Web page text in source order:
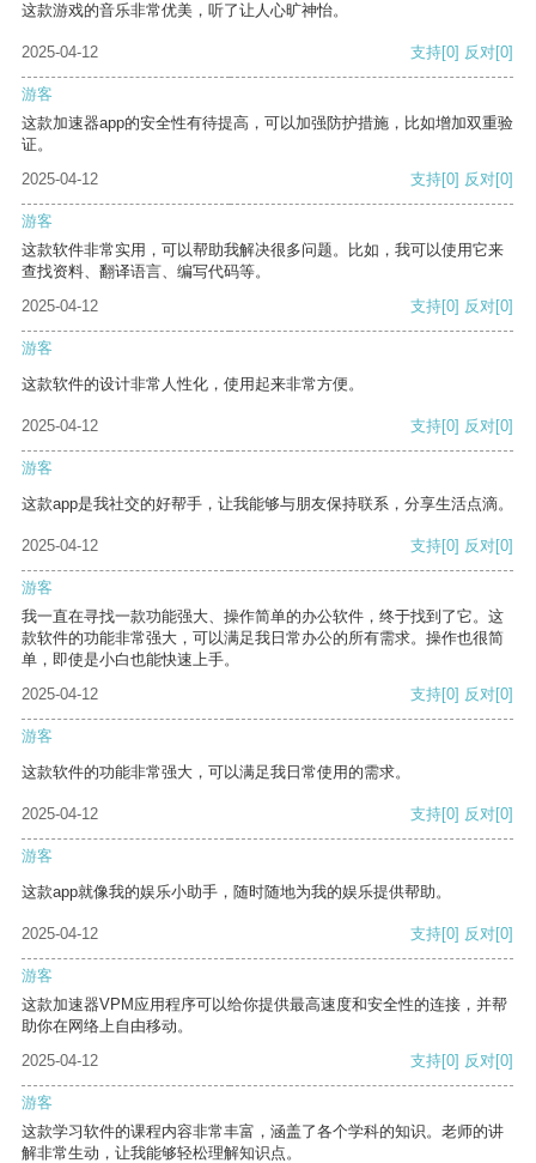
这款游戏的音乐非常优美，听了让人心旷神怡。
2025-04-12 支持[0] 反对[0]
游客
这款加速器app的安全性有待提高，可以加强防护措施，比如增加双重验
证。
2025-04-12
支持[0] 反对[0]
游客
这款软件非常实用，可以帮助我解决很多问题。比如，我可以使用它来
查找资料、翻译语言、编写代码等。
2025-04-12
支持[0] 反对[0]
游客
这款软件的设计非常人性化，使用起来非常方便。
2025-04-12 支持[0] 反对[0]
游客
这款app是我社交的好帮手，让我能够与朋友保持联系，分享生活点滴。
2025-04-12 支持[0] 反对[0]
游客
我一直在寻找一款功能强大、操作简单的办公软件，终于找到了它。这
款软件的功能非常强大，可以满足我日常办公的所有需求。操作也很简
单，即使是小白也能快速上手。
2025-04-12
支持[0] 反对[0]
游客
这款软件的功能非常强大，可以满足我日常使用的需求。
2025-04-12 支持[0] 反对[0]
游客
这款app就像我的娱乐小助手，随时随地为我的娱乐提供帮助。
2025-04-12 支持[0] 反对[0]
游客
这款加速器VPM应用程序可以给你提供最高速度和安全性的连接，并帮
助你在网络上自由移动。
2025-04-12
支持[0] 反对[0]
游客
这款学习软件的课程内容非常丰富，涵盖了各个学科的知识。老师的讲
解非常生动，让我能够轻松理解知识点。